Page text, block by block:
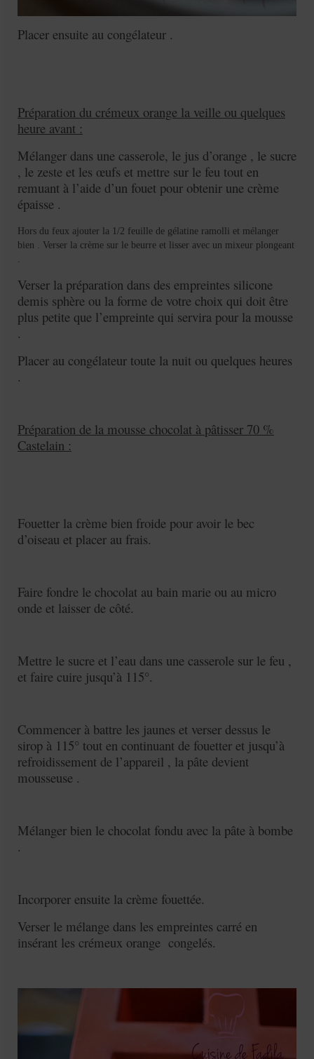
Placer ensuite au congélateur .
Préparation du crémeux orange la veille ou quelques
heure avant :
Mélanger dans une casserole, le jus d’orange , le sucre
, le zeste et les œufs et mettre sur le feu tout en
remuant à l’aide d’un fouet pour obtenir une crème
épaisse .
Hors du feux ajouter la 1/2 feuille de gélatine ramolli et mélanger
bien . Verser la crème sur le beurre et lisser avec un mixeur plongeant
.
Verser la préparation dans des empreintes silicone
demis sphère ou la forme de votre choix qui doit être
plus petite que l’empreinte qui servira pour la mousse
.
Placer au congélateur toute la nuit ou quelques heures
.
Préparation de la mousse chocolat à pâtisser 70 %
Castelain :
Fouetter la crème bien froide pour avoir le bec
d’oiseau et placer au frais.
Faire fondre le chocolat au bain marie ou au micro
onde et laisser de côté.
Mettre le sucre et l’eau dans une casserole sur le feu ,
et faire cuire jusqu’à 115°.
Commencer à battre les jaunes et verser dessus le
sirop à 115° tout en continuant de fouetter et jusqu’à
refroidissement de l’appareil , la pâte devient
mousseuse .
Mélanger bien le chocolat fondu avec la pâte à bombe
.
Incorporer ensuite la crème fouettée.
Verser le mélange dans les empreintes carré en
insérant les crémeux orange congelés.